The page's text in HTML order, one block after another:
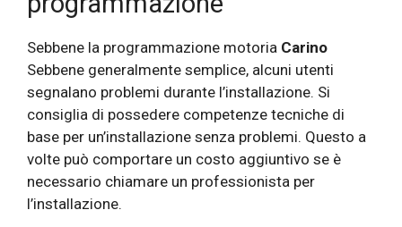
Sebbene la programmazione motoria Carino
Sebbene generalmente semplice, alcuni utenti
segnalano problemi durante l’installazione. Si
consiglia di possedere competenze tecniche di
base per un’installazione senza problemi. Questo a
volte può comportare un costo aggiuntivo se è
necessario chiamare un professionista per
l’installazione.